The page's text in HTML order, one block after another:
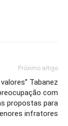
Próximo artigo
Tabanez
com
propostas para
infratores